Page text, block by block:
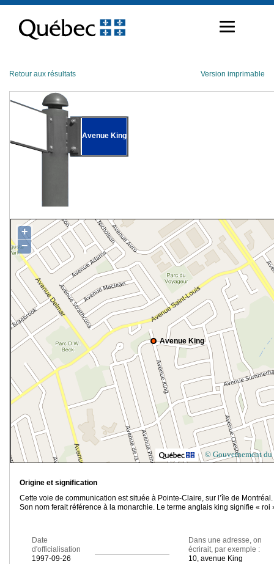
contenu
Retour aux résultats Version imprimable
Avenue King
Avenue King
+
−
© Gouvernement du
Origine et signification
Cette voie de communication est située à Pointe-Claire, sur l’île de Montréal.
Son nom ferait référence à la monarchie. Le terme anglais king signifie « roi
Date
d'officialisation
1997-09-26
Dans une adresse, on
écrirait, par exemple :
10, avenue King